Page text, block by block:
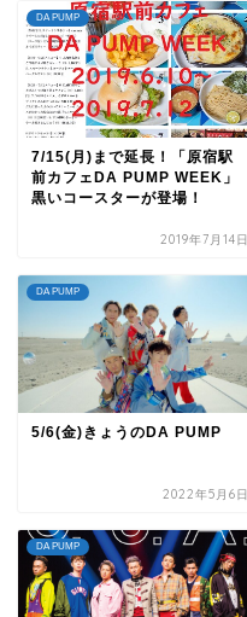
DA PUMP
7/15(月)まで延長！「原宿駅
前カフェDA PUMP WEEK」
黒いコースターが登場！
2019年7月14日
DA PUMP
5/6(金)きょうのDA PUMP
2022年5月6日
DA PUMP